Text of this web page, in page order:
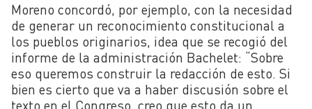
Moreno concordó, por ejemplo, con la necesidad
de generar un reconocimiento constitucional a
los pueblos originarios, idea que se recogió del
informe de la administración Bachelet: “Sobre
eso queremos construir la redacción de esto. Si
bien es cierto que va a haber discusión sobre el
texto en el Congreso, creo que esto da un